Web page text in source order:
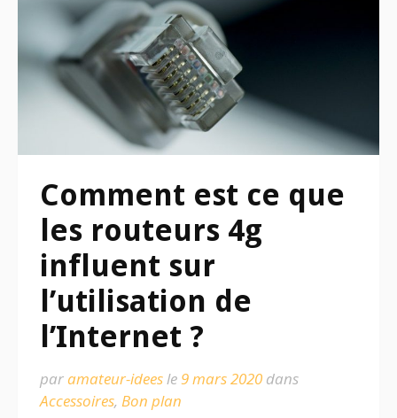
Comment est ce que
les routeurs 4g
influent sur
l’utilisation de
l’Internet ?
paramateur-ideesle9 mars 2020 dans
Accessoires, Bon plan